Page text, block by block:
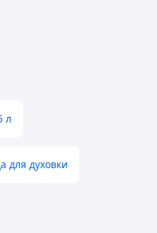
л
для духовки